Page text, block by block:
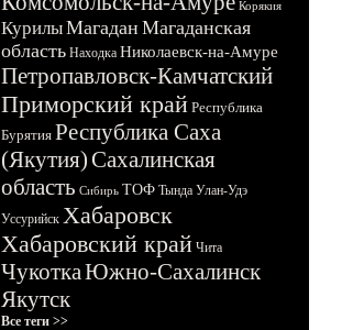
Корякия
КурилыМагадан Магаданская
область Находка Николаевск-на-Амуре
Петропавловск-Камчатский
Приморский край Республика
Бурятия Республика Саха
(Якутия)Сахалинская
область Сибирь ТОФ Тында Улан-Удэ
Уссурийск Хабаровск
Хабаровский край Чита
ЧукоткаЮжно-Сахалинск
Якутск
Все теги >>